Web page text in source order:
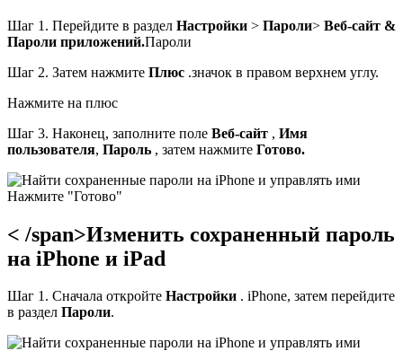
Шаг 1. Перейдите в раздел Настройки > Пароли> Веб-сайт &
Пароли приложений.Пароли
Шаг 2. Затем нажмите Плюс .значок в правом верхнем углу.
Нажмите на плюс
Шаг 3. Наконец, заполните поле Веб-сайт , Имя
пользователя, Пароль , затем нажмите Готово.
Нажмите "Готово"
< /span>Изменить сохраненный пароль
на iPhone и iPad
Шаг 1. Сначала откройте Настройки . iPhone, затем перейдите
в раздел Пароли.